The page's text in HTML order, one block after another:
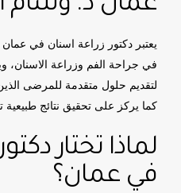
يعتبر دكتور زراعة اسنان في
في جراحة الفم وزراعة الاسنان،
لتقديم حلول متقدمة للمرضى
كما يركز على تحقيق نتائج طبيعية
لماذا تختار
في عمان؟